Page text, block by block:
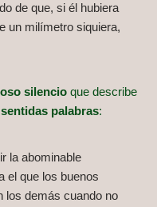
de que, si él hubiera
un milímetro siquiera,
silencio que describe
sentidas palabras:
la abominable
el que los buenos
los demás cuando no